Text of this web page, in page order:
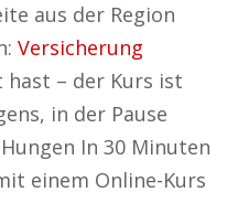
aus der Region
Versicherung
hast – der Kurs ist
in der Pause
In 30 Minuten
einem Online-Kurs